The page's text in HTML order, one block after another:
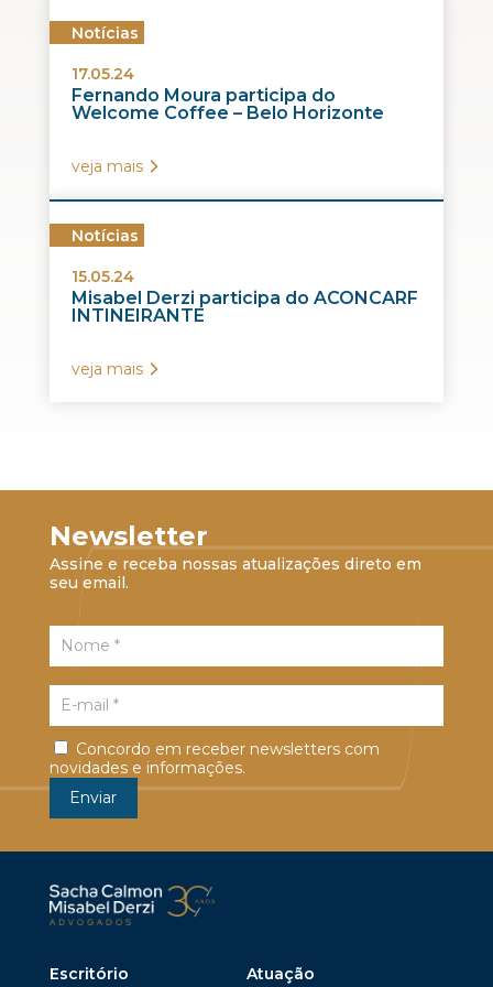
Notícias
17.05.24
Fernando Moura participa do
Welcome Coffee – Belo Horizonte
veja mais
Notícias
15.05.24
Misabel Derzi participa do ACONCARF
INTINEIRANTE
veja mais
Newsletter
Assine e receba nossas atualizações direto em
seu email.
Concordo em receber newsletters com
novidades e informações.
Escritório Atuação